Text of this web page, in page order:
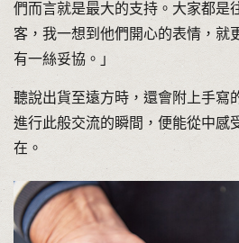
們而言就是最大的支持。大家都是
客，我一想到他們開心的表情，就
有一絲妥協。」
聽說出貨至遠方時，還會附上手寫
進行此般交流的瞬間，便能從中感
在。